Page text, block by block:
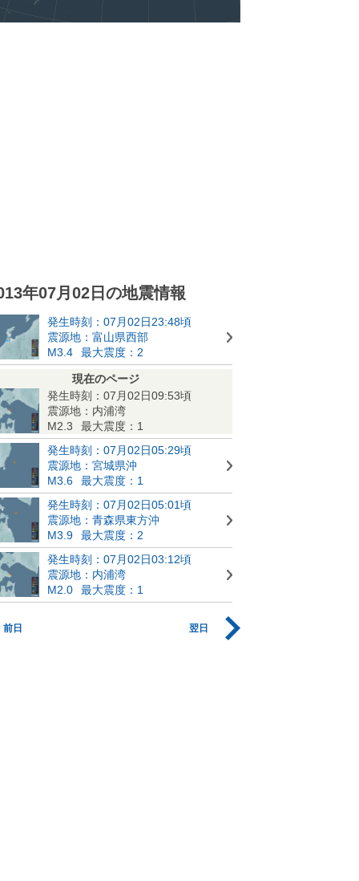
年07月02日の地震情報
発生時刻：07月02日23:48頃
震源地：富山県西部
M3.4
最大震度：2
現在のページ
発生時刻：07月02日09:53頃
震源地：内浦湾
M2.3
最大震度：1
発生時刻：07月02日05:29頃
震源地：宮城県沖
M3.6
最大震度：1
発生時刻：07月02日05:01頃
震源地：青森県東方沖
M3.9
最大震度：2
発生時刻：07月02日03:12頃
震源地：内浦湾
M2.0
最大震度：1
前日 翌日